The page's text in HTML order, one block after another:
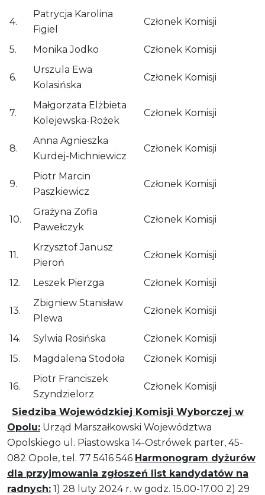
4.
Patrycja Karolina
Figiel
Członek Komisji
5. Monika Jodko Członek Komisji
6.
Urszula Ewa
Kolasińska
Członek Komisji
7.
Małgorzata Elżbieta
Kolejewska-Rożek
Członek Komisji
8.
Anna Agnieszka
Kurdej-Michniewicz
Członek Komisji
9.
Piotr Marcin
Paszkiewicz
Członek Komisji
10.
Grażyna Zofia
Pawełczyk
Członek Komisji
11.
Krzysztof Janusz
Pieroń
Członek Komisji
12. Leszek Pierzga Członek Komisji
13.
Zbigniew Stanisław
Plewa
Członek Komisji
14. Sylwia Rosińska
Członek Komisji
15.
Magdalena Stodoła Członek Komisji
16.
Piotr Franciszek
Szyndzielorz
Członek Komisji
Siedziba Wojewódzkiej Komisji Wyborczej w
Opolu: Urząd Marszałkowski Województwa
Opolskiego ul. Piastowska 14-Ostrówek parter, 45-
082 Opole, tel. 77 5416 546 Harmonogram dyżurów
dla przyjmowania zgłoszeń list kandydatów na
radnych: 1) 28 luty 2024 r. w godz. 15.00-17.00 2) 29